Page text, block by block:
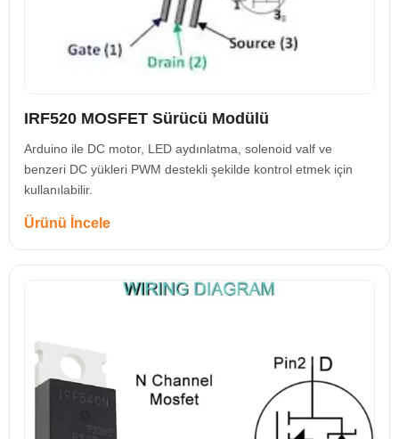
IRF520 MOSFET Sürücü Modülü
Arduino ile DC motor, LED aydınlatma, solenoid valf ve
benzeri DC yükleri PWM destekli şekilde kontrol etmek için
kullanılabilir.
Ürünü İncele